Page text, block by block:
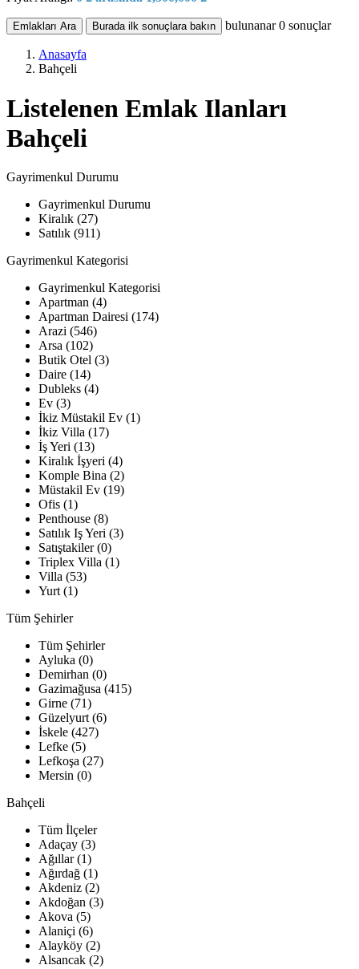
Emlakları Ara Burada ilk sonuçlara bakın bulunanar0 sonuçlar
Anasayfa
Bahçeli
Listelenen Emlak Ilanları
Bahçeli
Gayrimenkul Durumu
Gayrimenkul Durumu
Kiralık (27)
Satılık (911)
Gayrimenkul Kategorisi
Gayrimenkul Kategorisi
Apartman (4)
Apartman Dairesi (174)
Arazi (546)
Arsa (102)
Butik Otel (3)
Daire (14)
Dubleks (4)
Ev (3)
İkiz Müstakil Ev (1)
İkiz Villa (17)
İş Yeri (13)
Kiralık İşyeri (4)
Komple Bina (2)
Müstakil Ev (19)
Ofis (1)
Penthouse (8)
Satılık Iş Yeri (3)
Satıştakiler (0)
Triplex Villa (1)
Villa (53)
Yurt (1)
Tüm Şehirler
Tüm Şehirler
Ayluka (0)
Demirhan (0)
Gazimağusa (415)
Girne (71)
Güzelyurt (6)
İskele (427)
Lefke (5)
Lefkoşa (27)
Mersin (0)
Bahçeli
Tüm İlçeler
Adaçay (3)
Ağıllar (1)
Ağırdağ (1)
Akdeniz (2)
Akdoğan (3)
Akova (5)
Alaniçi (6)
Alayköy (2)
Alsancak (2)